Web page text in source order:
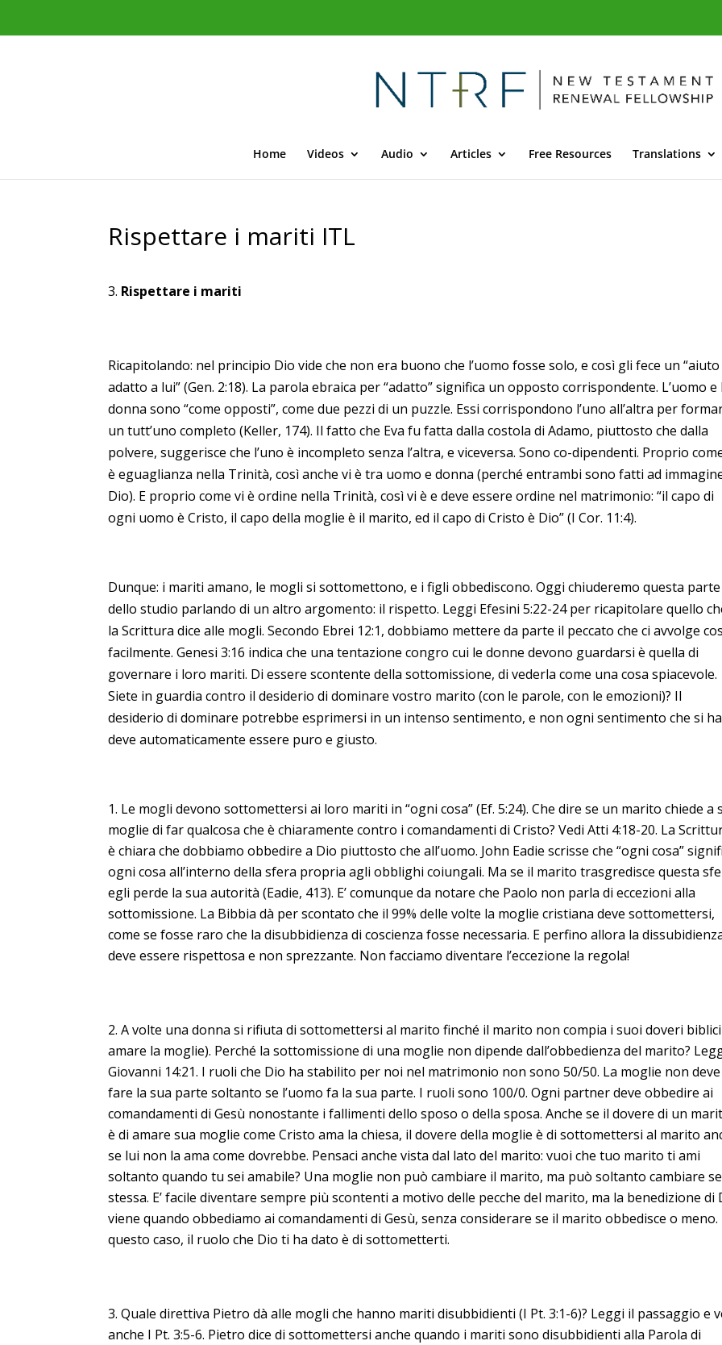
Home Videos Audio Articles Free Resources Translations
Rispettare i mariti ITL
Rispettare i mariti
Ricapitolando: nel principio Dio vide che non era buono che l’uomo fosse solo, e così gli fece un “aiuto
adatto a lui” (Gen. 2:18). La parola ebraica per “adatto” significa un opposto corrispondente. L’uomo e
donna sono “come opposti”, come due pezzi di un puzzle. Essi corrispondono l’uno all’altra per
un tutt’uno completo (Keller, 174). Il fatto che Eva fu fatta dalla costola di Adamo, piuttosto che dalla
polvere, suggerisce che l’uno è incompleto senza l’altra, e viceversa. Sono co-dipendenti. Proprio
è eguaglianza nella Trinità, così anche vi è tra uomo e donna (perché entrambi sono fatti ad
Dio). E proprio come vi è ordine nella Trinità, così vi è e deve essere ordine nel matrimonio: “il capo di
ogni uomo è Cristo, il capo della moglie è il marito, ed il capo di Cristo è Dio” (I Cor. 11:4).
Dunque: i mariti amano, le mogli si sottomettono, e i figli obbediscono. Oggi chiuderemo questa parte
dello studio parlando di un altro argomento: il rispetto. Leggi Efesini 5:22-24 per ricapitolare quello
la Scrittura dice alle mogli. Secondo Ebrei 12:1, dobbiamo mettere da parte il peccato che ci avvolge
facilmente. Genesi 3:16 indica che una tentazione congro cui le donne devono guardarsi è quella di
governare i loro mariti. Di essere scontente della sottomissione, di vederla come una cosa spiacevole.
Siete in guardia contro il desiderio di dominare vostro marito (con le parole, con le emozioni)? Il
desiderio di dominare potrebbe esprimersi in un intenso sentimento, e non ogni sentimento che si ha
deve automaticamente essere puro e giusto.
Le mogli devono sottomettersi ai loro mariti in “ogni cosa” (Ef. 5:24). Che dire se un marito chiede a
moglie di far qualcosa che è chiaramente contro i comandamenti di Cristo? Vedi Atti 4:18-20. La
è chiara che dobbiamo obbedire a Dio piuttosto che all’uomo. John Eadie scrisse che “ogni cosa”
ogni cosa all’interno della sfera propria agli obblighi coiungali. Ma se il marito trasgredisce questa
egli perde la sua autorità (Eadie, 413). E’ comunque da notare che Paolo non parla di eccezioni alla
sottomissione. La Bibbia dà per scontato che il 99% delle volte la moglie cristiana deve sottomettersi,
come se fosse raro che la disubbidienza di coscienza fosse necessaria. E perfino allora la
deve essere rispettosa e non sprezzante. Non facciamo diventare l’eccezione la regola!
A volte una donna si rifiuta di sottomettersi al marito finché il marito non compia i suoi doveri
amare la moglie). Perché la sottomissione di una moglie non dipende dall’obbedienza del marito?
Giovanni 14:21. I ruoli che Dio ha stabilito per noi nel matrimonio non sono 50/50. La moglie non deve
fare la sua parte soltanto se l’uomo fa la sua parte. I ruoli sono 100/0. Ogni partner deve obbedire ai
comandamenti di Gesù nonostante i fallimenti dello sposo o della sposa. Anche se il dovere di un
è di amare sua moglie come Cristo ama la chiesa, il dovere della moglie è di sottomettersi al marito
se lui non la ama come dovrebbe. Pensaci anche vista dal lato del marito: vuoi che tuo marito ti ami
soltanto quando tu sei amabile? Una moglie non può cambiare il marito, ma può soltanto cambiare se
stessa. E’ facile diventare sempre più scontenti a motivo delle pecche del marito, ma la benedizione di
viene quando obbediamo ai comandamenti di Gesù, senza considerare se il marito obbedisce o meno.
questo caso, il ruolo che Dio ti ha dato è di sottometterti.
Quale direttiva Pietro dà alle mogli che hanno mariti disubbidienti (I Pt. 3:1-6)? Leggi il passaggio e
anche I Pt. 3:5-6. Pietro dice di sottomettersi anche quando i mariti sono disubbidienti alla Parola di